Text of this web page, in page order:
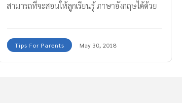
สามารถที่จะสอนให้ลูกเรียนรู้ ภาษาอังกฤษได้ด้วย
Tips For Parents May 30, 2018